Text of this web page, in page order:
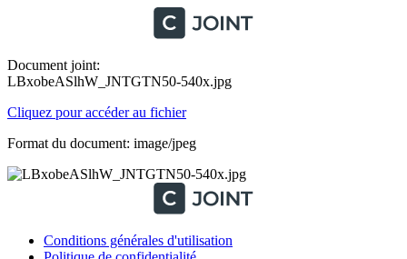
Document joint:
LBxobeASlhW_JNTGTN50-540x.jpg
Cliquez pour accéder au fichier
Format du document: image/jpeg
Conditions générales d'utilisation